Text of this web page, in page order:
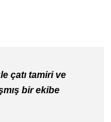
çatı tamiri ve
bir ekibe